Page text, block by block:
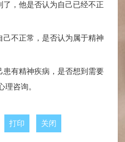
了，他是否认为自己已经不正
己不正常，是否认为属于精神
患有精神疾病，是否想到需要
理咨询。
打印 关闭